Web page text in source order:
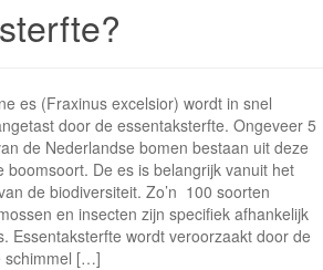
es (Fraxinus excelsior) wordt in snel
door de essentaksterfte. Ongeveer 5
de Nederlandse bomen bestaan uit deze
boomsoort. De es is belangrijk vanuit het
de biodiversiteit. Zo’n 100 soorten
en insecten zijn specifiek afhankelijk
Essentaksterfte wordt veroorzaakt door de
schimmel […]